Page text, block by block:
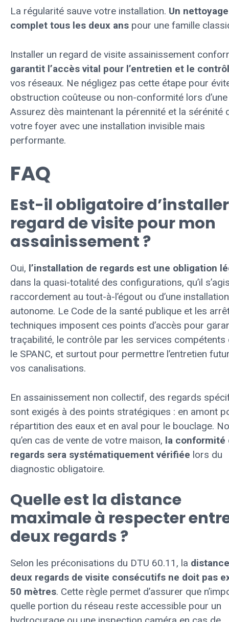
La régularité sauve votre installation. Un nettoyage
complet tous les deux ans pour une famille
Installer un regard de visite assainissement
garantit l’accès vital pour l’entretien et le
vos réseaux. Ne négligez pas cette étape pour
obstruction coûteuse ou non-conformité lors d’une
Assurez dès maintenant la pérennité et la sérénité
votre foyer avec une installation invisible mais
performante.
FAQ
Est-il obligatoire
regard de visite pour mon
assainissement ?
Oui, l’installation de regards est une obligation
dans la quasi-totalité des configurations, qu’il
raccordement au tout-à-l’égout ou d’une installation
autonome. Le Code de la santé publique et les
techniques imposent ces points d’accès pour
traçabilité, le contrôle par les services compétents
le SPANC, et surtout pour permettre l’entretien
vos canalisations.
En assainissement non collectif, des regards
sont exigés à des points stratégiques : en amont
répartition des eaux et en aval pour le bouclage.
qu’en cas de vente de votre maison, la conformité
regards sera systématiquement vérifiée lors du
diagnostic obligatoire.
Quelle est la distance
maximale à respecter
deux regards ?
Selon les préconisations du DTU 60.11, la
deux regards de visite consécutifs ne doit pas
50 mètres. Cette règle permet d’assurer que
quelle portion du réseau reste accessible pour un